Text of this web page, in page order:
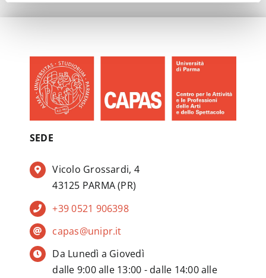
SEDE
Vicolo Grossardi, 4
43125 PARMA (PR)
+39 0521 906398
capas@unipr.it
Da Lunedì a Giovedì
dalle 9:00 alle 13:00 - dalle 14:00 alle